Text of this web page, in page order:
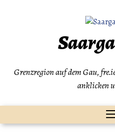
Grenzregion auf dem Gau,
anklicken